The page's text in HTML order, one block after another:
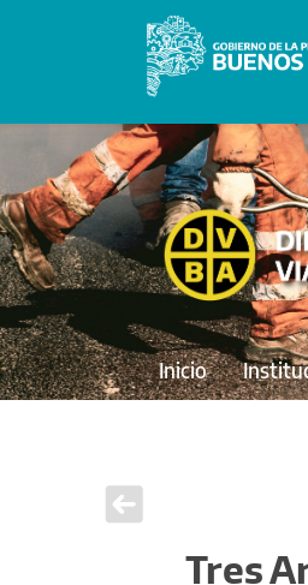
Inicio
Tres